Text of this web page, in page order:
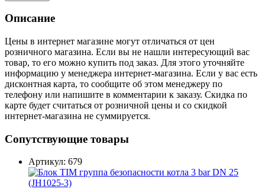
Описание
Цены в интернет магазине могут отличаться от цен
розничного магазина. Если вы не нашли интересующий вас
товар, то его можно купить под заказ. Для этого уточняйте
информацию у менеджера интернет-магазина. Если у вас есть
дисконтная карта, то сообщите об этом менеджеру по
телефону или напишите в комментарии к заказу. Скидка по
карте будет считаться от розничной цены и со скидкой
интернет-магазина не суммируется.
Сопутствующие товары
Артикул: 679